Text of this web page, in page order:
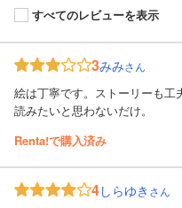
すべてのレビューを表示
3みみさん
絵は丁寧です。ストーリーも工
読みたいと思わないだけ。
Renta!で購入済み
4しらゆき さん